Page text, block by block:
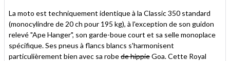
La moto est techniquement identique à la Classic 350 standard
(monocylindre de 20 ch pour 195 kg), à l'exception de son guidon
relevé "Ape Hanger", son garde-boue court et sa selle monoplace
spécifique. Ses pneus à flancs blancs s'harmonisent
particulièrement bien avec sa robede hippieGoa. Cette Royal